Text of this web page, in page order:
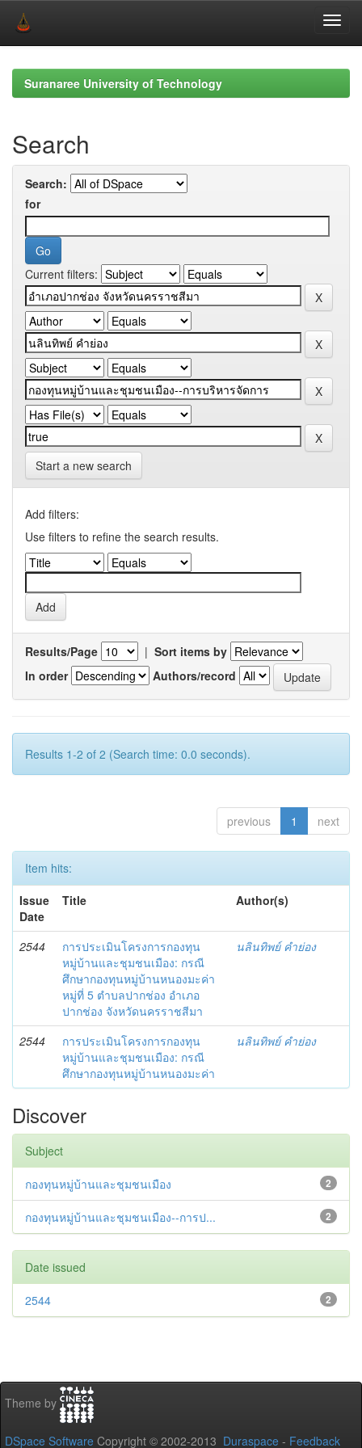
navigationSuranaree University of Technology
Search
Search:
for
Current filters:
Start a new search
Add filters:
Use filters to refine the search results.
Results/Page | Sort items by
In order
Authors/record
Results 1-2 of 2 (Search time: 0.0 seconds).
previous 1 next
Item hits:
Issue
Date
Title Author(s)
2544
การประเมินโครงการกองทุน
หมู่บ้านและชุมชนเมือง: กรณี
ศึกษากองทุนหมู่บ้านหนองมะค่า
หมู่ที่ 5 ตำบลปากช่อง อำเภอ
ปากช่อง จังหวัดนครราชสีมา
นลินทิพย์ คำย่อง
2544
การประเมินโครงการกองทุน
หมู่บ้านและชุมชนเมือง: กรณี
ศึกษากองทุนหมู่บ้านหนองมะค่า
นลินทิพย์ คำย่อง
Discover
Subject
2
กองทุนหมู่บ้านและชุมชนเมือง
2
กองทุนหมู่บ้านและชุมชนเมือง--การป...
Date issued
2
2544
Theme by
DSpace Software Copyright © 2002-2013 Duraspace - Feedback